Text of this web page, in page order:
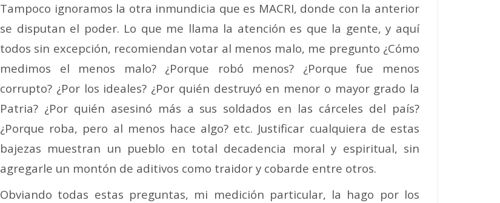
Tampoco ignoramos la otra inmundicia que es MACRI, donde con la anterior
se disputan el poder. Lo que me llama la atención es que la gente, y aquí
todos sin excepción, recomiendan votar al menos malo, me pregunto ¿Cómo
medimos el menos malo? ¿Porque robó menos? ¿Porque fue menos
corrupto? ¿Por los ideales? ¿Por quién destruyó en menor o mayor grado la
Patria? ¿Por quién asesinó más a sus soldados en las cárceles del país?
¿Porque roba, pero al menos hace algo? etc. Justificar cualquiera de estas
bajezas muestran un pueblo en total decadencia moral y espiritual, sin
agregarle un montón de aditivos como traidor y cobarde entre otros.
Obviando todas estas preguntas, mi medición particular, la hago por los